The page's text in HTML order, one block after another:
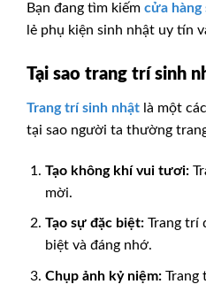
Bạn đang tìm kiếm cửa hàng
lẻ phụ kiện sinh nhật uy tín
Tại sao trang trí sinh
Trang trí sinh nhật là một
tại sao người ta thường
Tạo không khí vui tươi:
mời.
Tạo sự đặc biệt:Trang trí
biệt và đáng nhớ.
Chụp ảnh kỷ niệm:Trang